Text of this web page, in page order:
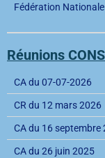
Fédération
Réunions
CA du 07-07-2026
CR du 12 mars 2026
CA du 16 septembre
CA du 26 juin 2025